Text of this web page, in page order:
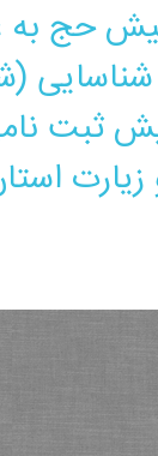
حج به
ثبت